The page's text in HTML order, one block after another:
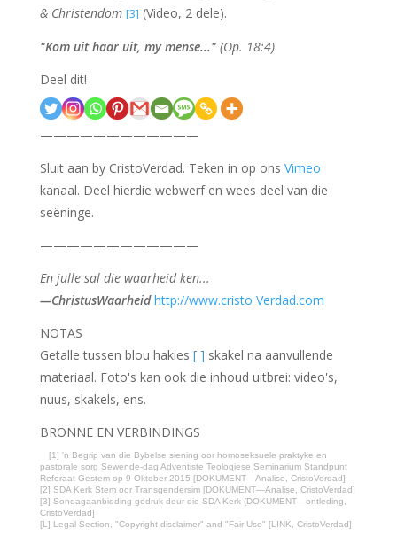
& Christendom [3] (Video, 2 dele).
"Kom uit haar uit, my mense..." (Op. 18:4)
Deel dit!
————————————
Sluit aan by CristoVerdad. Teken in op ons Vimeo
kanaal. Deel hierdie webwerf en wees deel van die
seëninge.
————————————
En julle sal die waarheid ken...
—ChristusWaarheid http://www.cristo Verdad.com
NOTAS
Getalle tussen blou hakies [ ] skakel na aanvullende
materiaal. Foto's kan ook die inhoud uitbrei: video's,
nuus, skakels, ens.
BRONNE EN VERBINDINGS
[1] 'n Begrip van die Bybelse siening oor homoseksuele praktyke en
pastorale sorg Sewende-dag Adventiste Teologiese Seminarium Standpunt
Referaat Gestem op 9 Oktober 2015 [DOKUMENT—Analise, CristoVerdad]
[2] SDA Kerk Stem oor Transgendersim [DOKUMENT—Analise, CristoVerdad]
[3] Sondagaanbidding gedruk deur die SDA Kerk (DOKUMENT—ontleding,
CristoVerdad]
[L] Legal Section, "Copyright disclaimer" and "Fair Use" [LINK, CristoVerdad]